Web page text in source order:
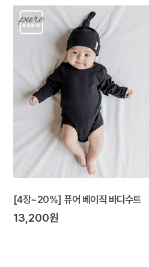
[4장~20%] 퓨어 베이직 바디수트
13,200원